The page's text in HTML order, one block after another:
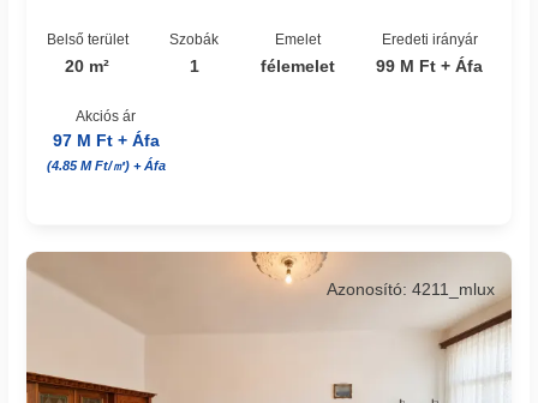
Belső terület
20 m²
Szobák
1
Emelet
félemelet
Eredeti irányár
99 M Ft + Áfa
Akciós ár
97 M Ft + Áfa
(4.85 M Ft/㎡) + Áfa
Azonosító: 4211_mlux